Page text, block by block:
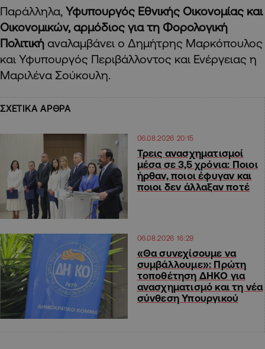
Παράλληλα, Υφυπουργός Εθνικής Οικονομίας και
Οικονομικών, αρμόδιος για τη Φορολογική
Πολιτική αναλαμβάνει ο Δημήτρης Μαρκόπουλος
και Υφυπουργός Περιβάλλοντος και Ενέργειας η
Μαριλένα Σούκουλη.
ΣΧΕΤΙΚΑ ΑΡΘΡΑ
06.08.2026 20:15
Τρεις ανασχηματισμοί
μέσα σε 3,5 χρόνια: Ποιοι
ήρθαν, ποιοι έφυγαν και
ποιοι δεν άλλαξαν ποτέ
06.08.2026 16:29
«Θα συνεχίσουμε να
συμβάλλουμε»: Πρώτη
τοποθέτηση ΔΗΚΟ για
ανασχηματισμό και τη νέα
σύνθεση Υπουργικού